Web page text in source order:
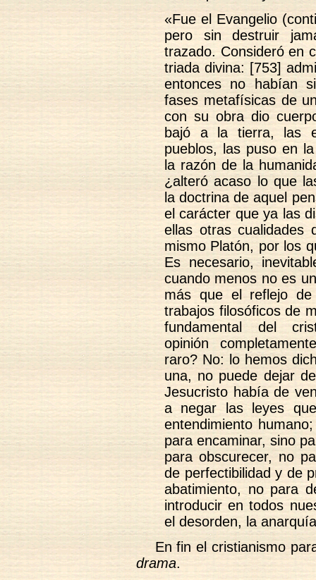
«Fue el Evangelio
pero sin destruir
trazado. Consideró en
triada divina: [753]
entonces no habían
fases metafísicas de
con su obra dio
bajó a la tierra, las
pueblos, las puso en
la razón de la
¿alteró acaso lo que
la doctrina de aquel
el carácter que ya las
ellas otras
mismo Platón, por los
Es necesario,
cuando menos no es
más que el reflejo
trabajos filosóficos de
fundamental del
opinión
raro? No: lo hemos
una, no puede dejar
Jesucristo había de
a negar las leyes
entendimiento
para encaminar, sino
para obscurecer, no
de perfectibilidad y de
abatimiento, no para
introducir en todos
el desorden, la
En fin el cristianismo
drama.